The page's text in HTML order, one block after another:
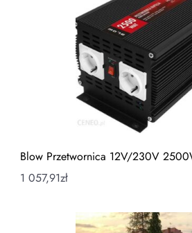
Blow Przetwornica 12V/230V
1 057,91zł